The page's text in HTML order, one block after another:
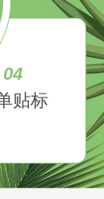
04
贴标